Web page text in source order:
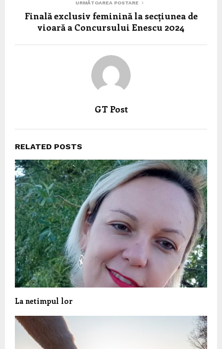
URMĂTOAREA POSTARE
Finală exclusiv feminină la secțiunea de
vioară a Concursului Enescu 2024
GT Post
RELATED POSTS
La netimpul lor